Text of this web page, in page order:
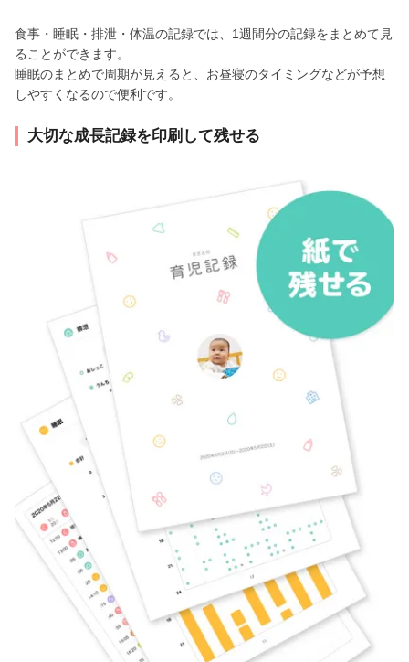
食事・睡眠・排泄・体温の記録では、1週間分の記録をまとめて見
ることができます。
睡眠のまとめで周期が見えると、お昼寝のタイミングなどが予想
しやすくなるので便利です。
大切な成長記録を印刷して残せる